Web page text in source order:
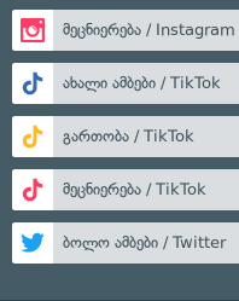
მეცნიერება / Instagram
ახალი ამბები / TikTok
გართობა / TikTok
მეცნიერება / TikTok
ბოლო ამბები / Twitter